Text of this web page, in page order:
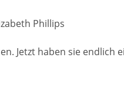
Phillips
Jetzt haben sie endlich